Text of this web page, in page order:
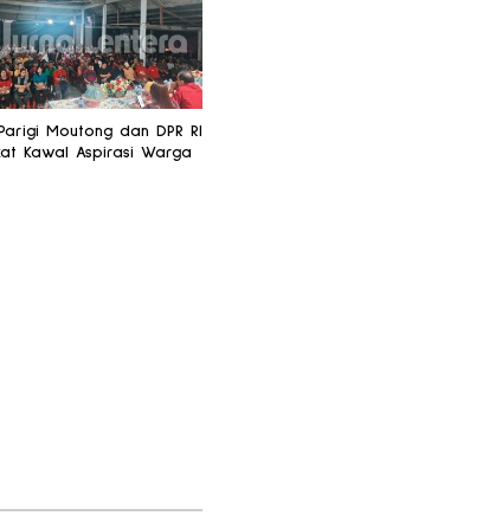
Parigi Moutong dan DPR RI
Kawal Aspirasi Warga